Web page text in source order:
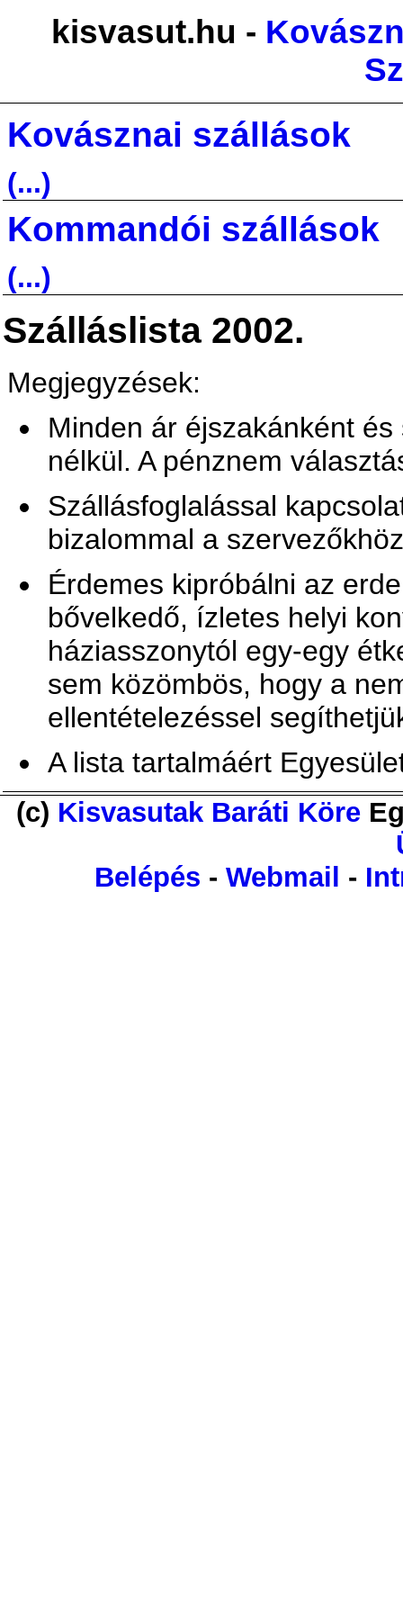
kisvasut.hu -
Kovásznai szállások
(...)
Kommandói szállások
(...)
Szálláslista 2002.
Megjegyzések:
Minden ár éjszakánként
nélkül. A pénznem
Szállásfoglalással
bizalommal a szervezőkhöz
Érdemes kipróbálni az
bővelkedő, ízletes helyi
háziasszonytól egy-egy
sem közömbös, hogy a
ellentételezéssel
A lista tartalmáért
(c) Kisvasutak Baráti Köre
Belépés - Webmail -